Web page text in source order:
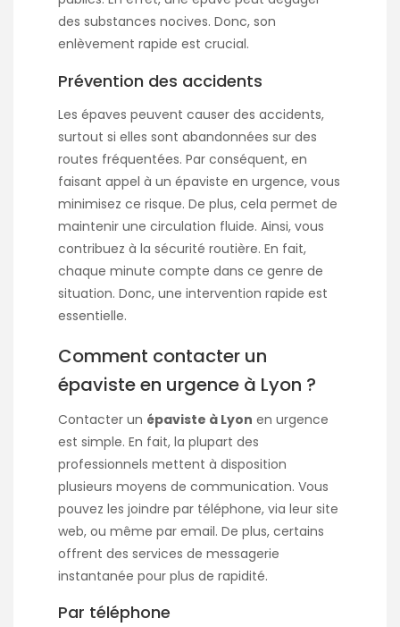
des substances nocives. Donc, son
enlèvement rapide est crucial.
Prévention des accidents
Les épaves peuvent causer des accidents,
surtout si elles sont abandonnées sur des
routes fréquentées. Par conséquent, en
faisant appel à un épaviste en urgence, vous
minimisez ce risque. De plus, cela permet de
maintenir une circulation fluide. Ainsi, vous
contribuez à la sécurité routière. En fait,
chaque minute compte dans ce genre de
situation. Donc, une intervention rapide est
essentielle.
Comment contacter un
épaviste en urgence à Lyon ?
Contacter un épaviste à Lyon en urgence
est simple. En fait, la plupart des
professionnels mettent à disposition
plusieurs moyens de communication. Vous
pouvez les joindre par téléphone, via leur site
web, ou même par email. De plus, certains
offrent des services de messagerie
instantanée pour plus de rapidité.
Par téléphone